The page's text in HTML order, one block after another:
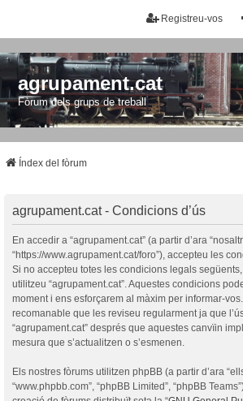
Registreu-vos
agrupament.cat
Fòrum dels grups de treball
Índex del fòrum
agrupament.cat - Condicions d’ús
En accedir a “agrupament.cat” (a partir d’ara
“https://www.agrupament.cat/foro”), accepteu les
Si no accepteu totes les condicions legals
utilitzeu “agrupament.cat”. Aquestes condicions
moment i ens esforçarem al màxim per informar-
recomanable que les reviseu regularment ja que
“agrupament.cat” després que aquestes canvïin
mesura que s’actualitzen o s’esmenen.
Els nostres fòrums utilitzen phpBB (a partir d’ara
“www.phpbb.com”, “phpBB Limited”, “phpBB